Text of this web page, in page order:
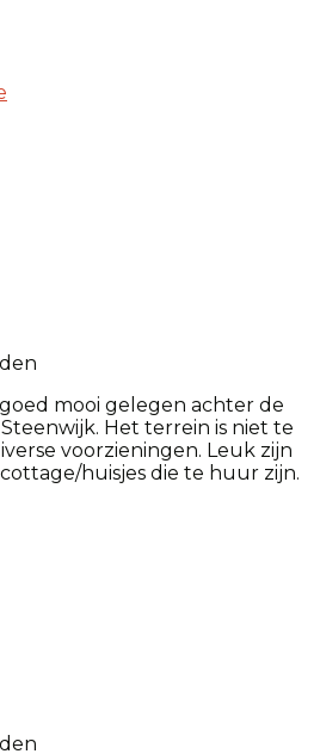
mooi gelegen achter de
Het terrein is niet te
voorzieningen. Leuk zijn
huisjes die te huur zijn.